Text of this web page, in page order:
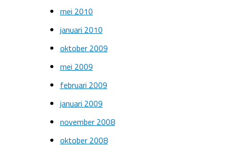
mei 2010
januari 2010
oktober 2009
mei 2009
februari 2009
januari 2009
november 2008
oktober 2008